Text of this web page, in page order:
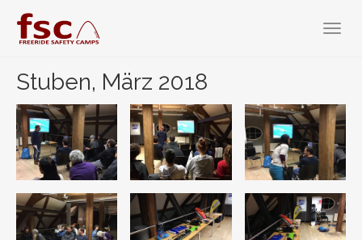
Hauptinhalt
springen
Stuben, März 2018